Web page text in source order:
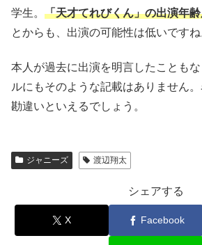
学生。 「天才てれびくん」の出演年
とからも、出演の可能性は低いですね
本人が過去に出演を明言したことも
ルにもそのような記載はありません
勘違いといえるでしょう。
ジャニーズ 渡辺翔太
シェアする
X Facebook